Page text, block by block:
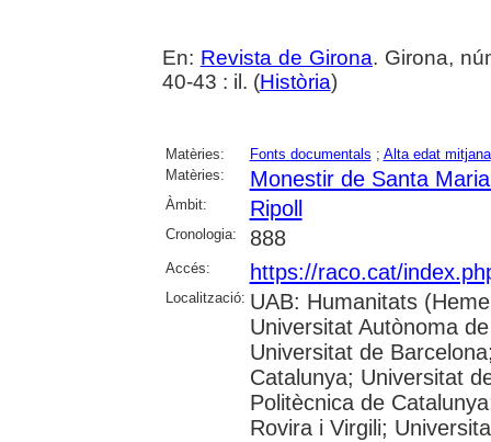
En: Revista de Girona. Girona,
40-43 : il. (Història)
Matèries: Fonts documentals ; Alta edat mitjana
Matèries:
Monestir de Santa
Àmbit: Ripoll
Cronologia: 888
Accés: https://raco.cat/
Localització: UAB: Humanitats
Universitat Autònoma
Universitat de
Catalunya; Universitat
Politècnica de
Rovira i Virgili;